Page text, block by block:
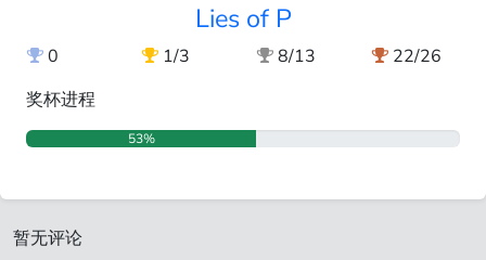
Lies of P
0 1/3 8/13
22/26
奖杯进程
53%
暂无评论